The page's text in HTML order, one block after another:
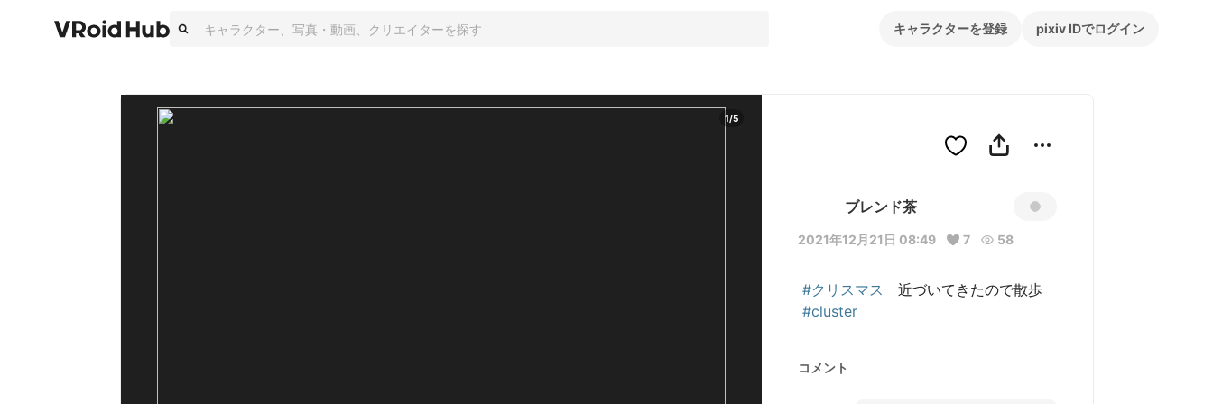
キャラクターを登録 pixiv IDでログイン
1/5
ブレンド茶
2021年12月21日 08:49 7 58
#クリスマス 近づいてきたので散歩
#cluster
コメント